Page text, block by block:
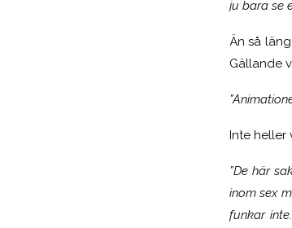
ju bara se
Än så
Gällande
Inte heller
”De här
inom sex
funkar